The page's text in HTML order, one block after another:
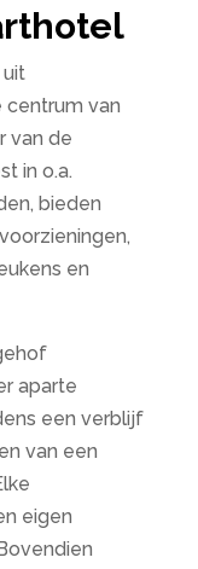
centrum van
van de
in o.a.
bieden
en
aparte
een verblijf
van een
eigen